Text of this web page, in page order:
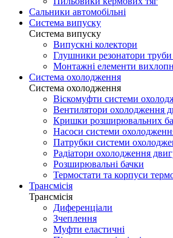
Сальники автомобільні
Система випуску
Система випуску
Випускні колектори
Глушники резонатори
Монтажні елементи
Система охолодження
Система охолодження
Віскомуфти системи
Вентилятори охолодження
Кришки розширювальних
Насоси системи
Патрубки системи
Радіатори охолодження
Розширювальні бачки
Термостати та корпуси
Трансмісія
Трансмісія
Диференціали
Зчеплення
Муфти еластичні